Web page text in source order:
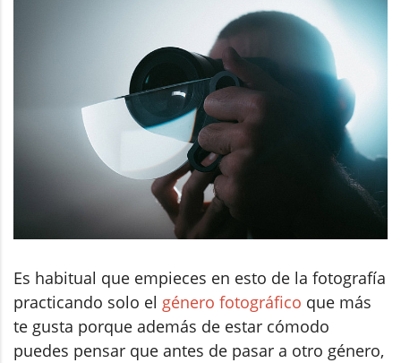
Es habitual que empieces en esto de la fotografía
practicando solo el género fotográfico que más
te gusta porque además de estar cómodo
puedes pensar que antes de pasar a otro género,